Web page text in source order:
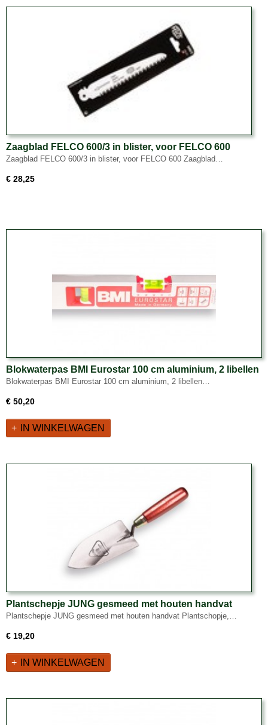
Zaagblad FELCO 600/3 in blister, voor FELCO 600
Zaagblad FELCO 600/3 in blister, voor FELCO 600 Zaagblad…
€ 28,25
Blokwaterpas BMI Eurostar 100 cm aluminium, 2 libellen
Blokwaterpas BMI Eurostar 100 cm aluminium, 2 libellen…
€ 50,20
IN WINKELWAGEN
Plantschepje JUNG gesmeed met houten handvat
Plantschepje JUNG gesmeed met houten handvat Plantschopje,…
€ 19,20
IN WINKELWAGEN